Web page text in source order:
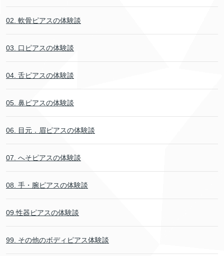
02. 軟骨ピアスの体験談
03. 口ピアスの体験談
04. 舌ピアスの体験談
05. 鼻ピアスの体験談
06. 目元．眉ピアスの体験談
07. へそピアスの体験談
08. 手・腕ピアスの体験談
09.性器ピアスの体験談
99. その他のボディピアス体験談